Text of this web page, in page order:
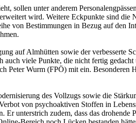
sollen unter anderem
wird. Weitere Eckpunkte sind die
von Bestimmungen in Bezug auf den
auf Almhütten sowie der verbesserte
viele Punkte, die nicht fertig
Wurm (FPÖ) mit ein. Besonderen
des Vollzugs sowie die
von psychoaktiven Stoffen in
unterstrich zudem, dass das drohende